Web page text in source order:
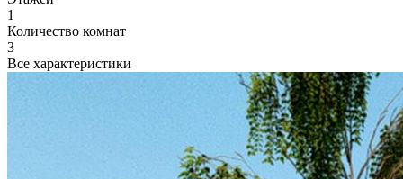
1
Количество комнат
3
Все характеристики